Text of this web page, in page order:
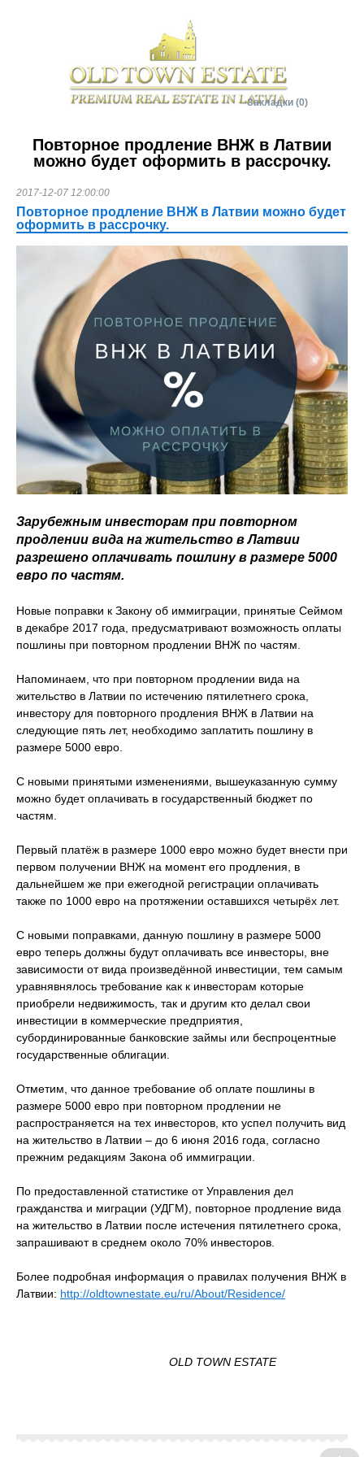
Онлайн консультант
Закладки (0)
Повторное продление ВНЖ в Латвии
можно будет оформить в рассрочку.
2017-12-07 12:00:00
Повторное продление ВНЖ в Латвии можно будет
оформить в рассрочку.
Зарубежным инвесторам при повторном
продлении вида на жительство в Латвии
разрешено оплачивать пошлину в размере 5000
евро по частям.
Новые поправки к Закону об иммиграции, принятые Сеймом
в декабре 2017 года, предусматривают возможность оплаты
пошлины при повторном продлении ВНЖ по частям.
Напоминаем, что при повторном продлении вида на
жительство в Латвии по истечению пятилетнего срока,
инвестору для повторного продления ВНЖ в Латвии на
следующие пять лет, необходимо заплатить пошлину в
размере 5000 евро.
С новыми принятыми изменениями, вышеуказанную сумму
можно будет оплачивать в государственный бюджет по
частям.
Первый платёж в размере 1000 евро можно будет внести при
первом получении ВНЖ на момент его продления, в
дальнейшем же при ежегодной регистрации оплачивать
также по 1000 евро на протяжении оставшихся четырёх лет.
С новыми поправками, данную пошлину в размере 5000
евро теперь должны будут оплачивать все инвесторы, вне
зависимости от вида произведённой инвестиции, тем самым
уравнявнялось требование как к инвесторам которые
приобрели недвижимость, так и другим кто делал свои
инвестиции в коммерческие предприятия,
субординированные банковские займы или беспроцентные
государственные облигации.
Отметим, что данное требование об оплате пошлины в
размере 5000 евро при повторном продлении не
распространяется на тех инвесторов, кто успел получить вид
на жительство в Латвии – до 6 июня 2016 года, согласно
прежним редакциям Закона об иммиграции.
По предоставленной статистике от Управления дел
гражданства и миграции (УДГМ), повторное продление вида
на жительство в Латвии после истечения пятилетнего срока,
запрашивают в среднем около 70% инвесторов.
Более подробная информация о правилах получения ВНЖ в
Латвии: http://oldtownestate.eu/ru/About/Residence/
OLD TOWN ESTATE